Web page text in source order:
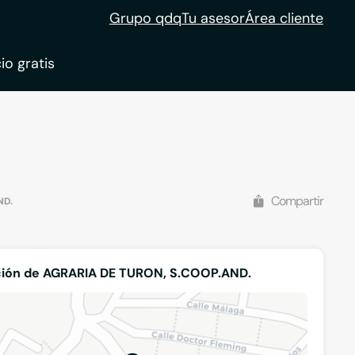
Grupo qdqTu asesorÁrea cliente
gratis
Compartir
de AGRARIA DE TURON, S.COOP.AND.